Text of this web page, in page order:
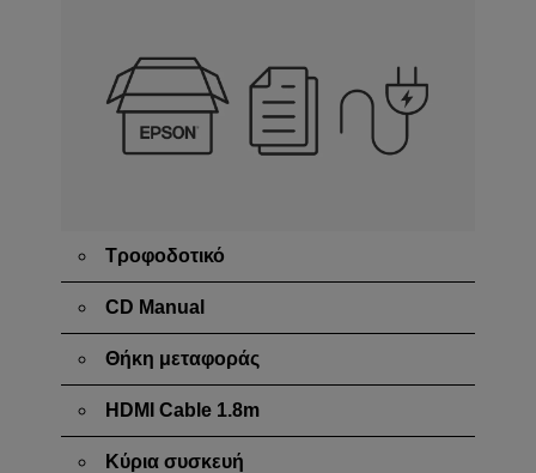
Τροφοδοτικό
CD Manual
Θήκη μεταφοράς
HDMI Cable 1.8m
Κύρια συσκευή